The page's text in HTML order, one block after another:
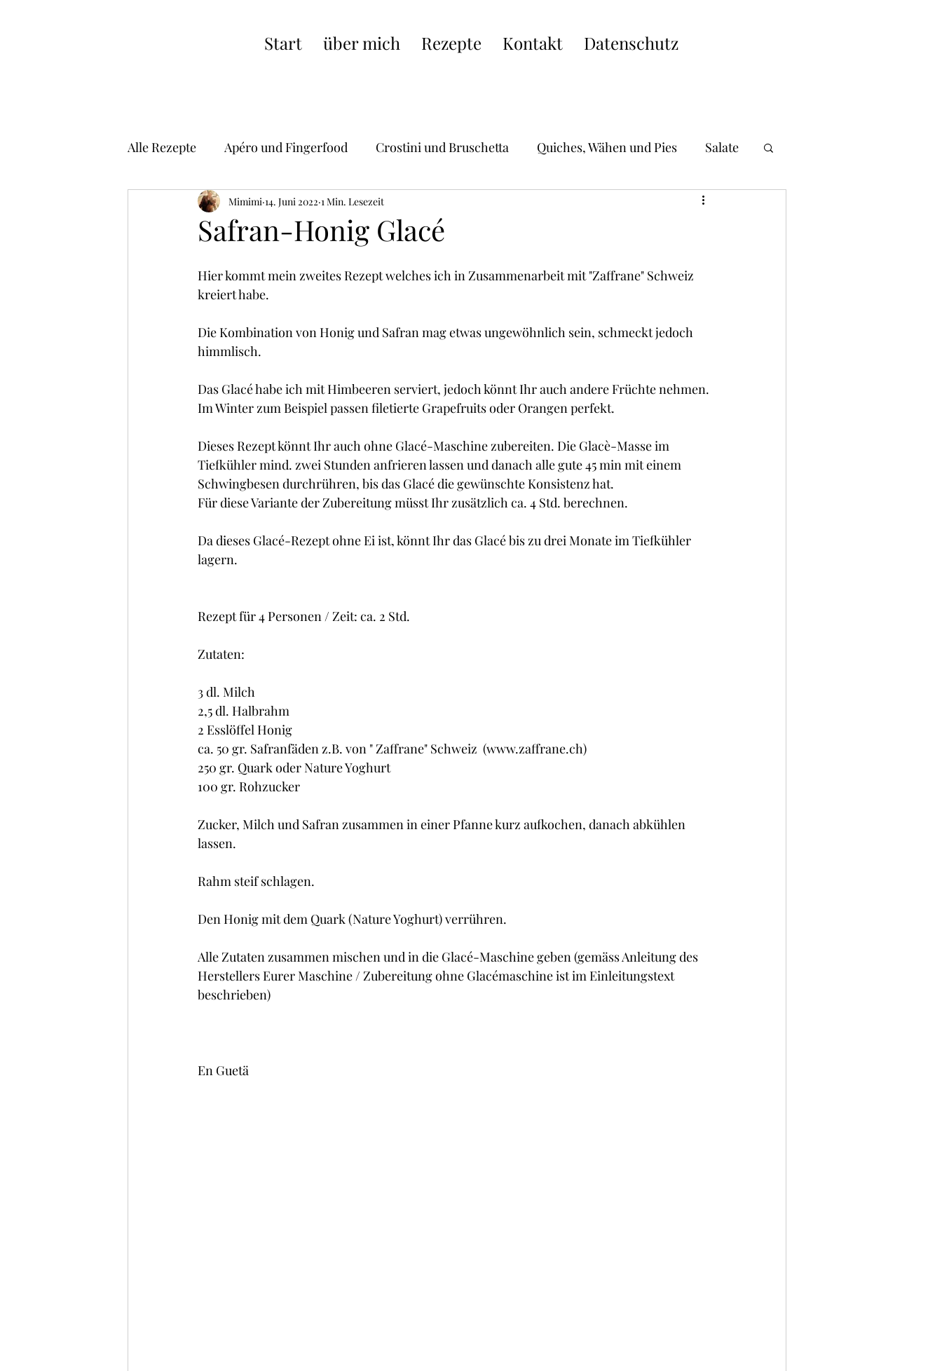
Start über mich Rezepte Kontakt Datenschutz
Alle Rezepte Apéro und Fingerfood Crostini und Bruschetta Quiches, Wähen und Pies Salate
Vorspeisen Hauptgerichte
Safran-Honig Glacé
Mimimi 14. Juni 2022 1 Min. Lesezeit
Hier kommt mein zweites Rezept welches ich in Zusammenarbeit mit "Zaffrane" Schweiz
kreiert habe.
Die Kombination von Honig und Safran mag etwas ungewöhnlich sein, schmeckt jedoch
himmlisch.
Das Glacé habe ich mit Himbeeren serviert, jedoch könnt Ihr auch andere Früchte nehmen.
Im Winter zum Beispiel passen filetierte Grapefruits oder Orangen perfekt.
Dieses Rezept könnt Ihr auch ohne Glacé-Maschine zubereiten. Die Glacè-Masse im
Tiefkühler mind. zwei Stunden anfrieren lassen und danach alle gute 45 min mit einem
Schwingbesen durchrühren, bis das Glacé die gewünschte Konsistenz hat.
Für diese Variante der Zubereitung müsst Ihr zusätzlich ca. 4 Std. berechnen.
Da dieses Glacé-Rezept ohne Ei ist, könnt Ihr das Glacé bis zu drei Monate im Tiefkühler
lagern.
Rezept für 4 Personen / Zeit: ca. 2 Std.
Zutaten:
3 dl. Milch
2,5 dl. Halbrahm
2 Esslöffel Honig
ca. 50 gr. Safranfäden z.B. von " Zaffrane" Schweiz  (www.zaffrane.ch)
250 gr. Quark oder Nature Yoghurt
100 gr. Rohzucker
Zucker, Milch und Safran zusammen in einer Pfanne kurz aufkochen, danach abkühlen
lassen.
Rahm steif schlagen.
Den Honig mit dem Quark (Nature Yoghurt) verrühren.
Alle Zutaten zusammen mischen und in die Glacé-Maschine geben (gemäss Anleitung des
Herstellers Eurer Maschine / Zubereitung ohne Glacémaschine ist im Einleitungstext
beschrieben)
En Guetä